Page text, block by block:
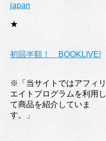
japan
★
初回半額！ BOOKLIVE!
※「当サイトではアフィリ
エイトプログラムを利用し
て商品を紹介していま
す。」